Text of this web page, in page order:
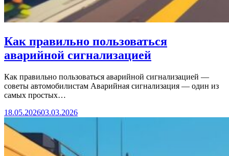
Как правильно пользоваться
аварийной сигнализацией
Как правильно пользоваться аварийной сигнализацией —
советы автомобилистам Аварийная сигнализация — один из
самых простых…
18.05.202603.03.2026